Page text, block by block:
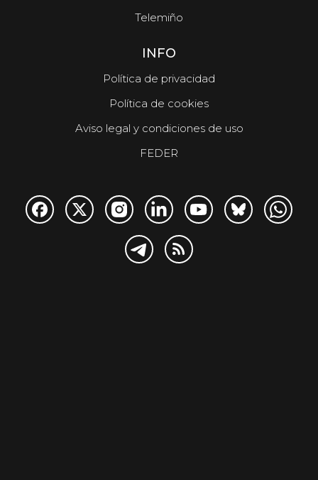
Telemiño
INFO
Política de privacidad
Política de cookies
Aviso legal y condiciones de uso
FEDER